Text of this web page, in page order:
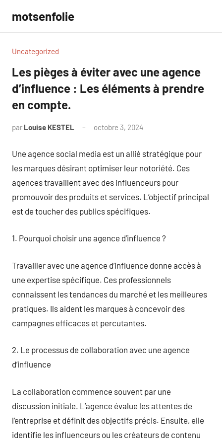
contenu
motsenfolie
Uncategorized
Les pièges à éviter avec une agence
d’influence : Les éléments à prendre
en compte.
par Louise KESTEL octobre 3, 2024
Une agence social media est un allié stratégique pour
les marques désirant optimiser leur notoriété. Ces
agences travaillent avec des influenceurs pour
promouvoir des produits et services. L’objectif principal
est de toucher des publics spécifiques.
1. Pourquoi choisir une agence d’influence ?
Travailler avec une agence d’influence donne accès à
une expertise spécifique. Ces professionnels
connaissent les tendances du marché et les meilleures
pratiques. Ils aident les marques à concevoir des
campagnes efficaces et percutantes.
2. Le processus de collaboration avec une agence
d’influence
La collaboration commence souvent par une
discussion initiale. L’agence évalue les attentes de
l’entreprise et définit des objectifs précis. Ensuite, elle
identifie les influenceurs ou les créateurs de contenu